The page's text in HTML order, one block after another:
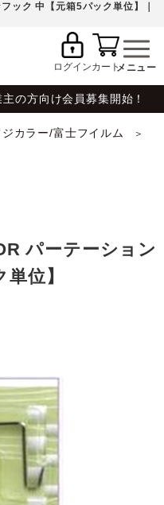
ック 中【元箱5パック単位】｜
ログインカート
の方向け会員募集開始！
ジカラー/富士フイルム
パーテーション
位】